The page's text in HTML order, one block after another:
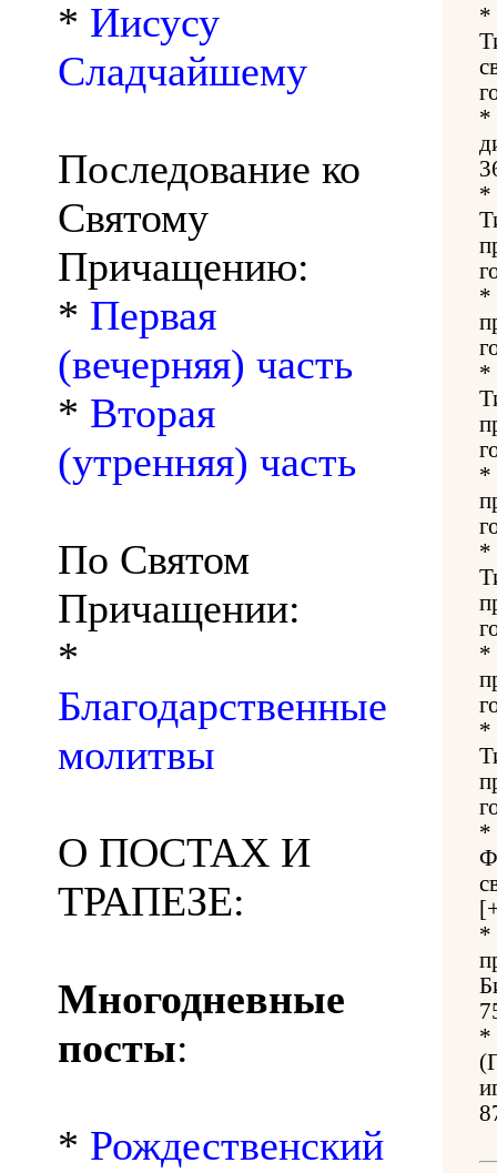
* Иисусу
Сладчайшему
Последование ко
Святому
Причащению:
* Первая
(вечерняя) часть
* Вторая
(утренняя) часть
По Святом
Причащении:
*
Благодарственные
молитвы
О ПОСТАХ И
ТРАПЕЗЕ:
Многодневные
посты:
* Рождественский
*
*
*
*
*
*
*
*
*
*
*
*